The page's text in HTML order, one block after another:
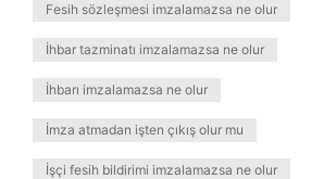
Fesih sözleşmesi imzalamazsa ne olur
İhbar tazminatı imzalamazsa ne olur
İhbarı imzalamazsa ne olur
İmza atmadan işten çıkış olur mu
İşçi fesih bildirimi imzalamazsa ne olur